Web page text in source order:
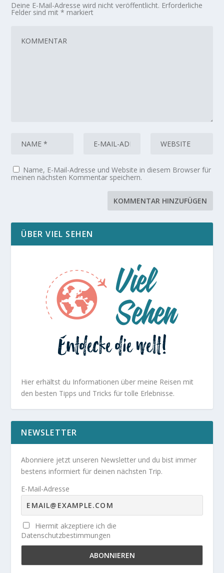
Deine E-Mail-Adresse wird nicht veröffentlicht. Erforderliche
Felder sind mit* markiert
Name, E-Mail-Adresse und Website in diesem Browser für
meinen nächsten Kommentar speichern.
ÜBER VIEL SEHEN
Hier erhältst du Informationen über meine Reisen mit
den besten Tipps und Tricks für tolle Erlebnisse.
NEWSLETTER
Abonniere jetzt unseren Newsletter und du bist immer
bestens informiert für deinen nächsten Trip.
E-Mail-Adresse
Hiermit akzeptiere ich die
Datenschutzbestimmungen